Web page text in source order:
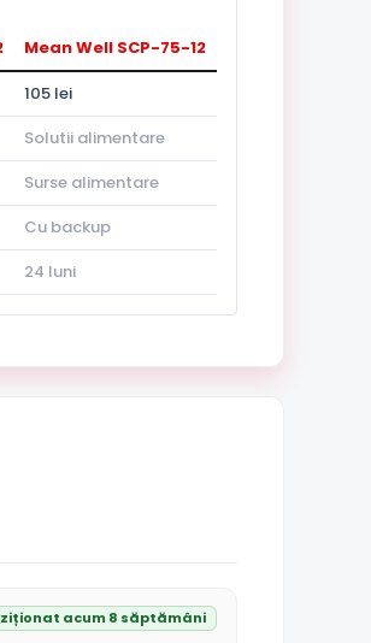
Mean Well SCP-75-12
105 lei
Solutii alimentare
Surse alimentare
Cu backup
24 luni
acum 8 săptămâni